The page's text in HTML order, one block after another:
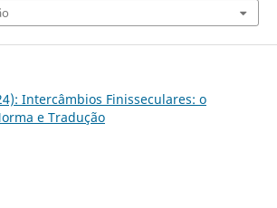
Intercâmbios Finisseculares: o
e Tradução